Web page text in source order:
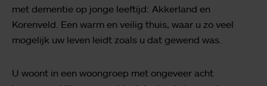
met dementie op jonge leeftijd: Akkerland en
Korenveld. Een warm en veilig thuis, waar u zo veel
mogelijk uw leven leidt zoals u dat gewend was.
U woont in een woongroep met ongeveer acht